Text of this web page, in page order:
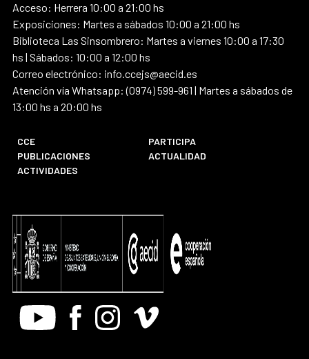
Acceso: Herrera 10:00 a 21:00 hs
Exposiciones: Martes a sábados 10:00 a 21:00 hs
Biblioteca Las Sinsombrero: Martes a viernes 10:00 a 17:30
hs | Sábados: 10:00 a 12:00 hs
Correo electrónico: info.ccejs@aecid.es
Atención vía Whatsapp: (0974) 599-961 | Martes a sábados de
13:00 hs a 20:00 hs
CCE
PARTICIPA
PUBLICACIONES
ACTUALIDAD
ACTIVIDADES
Youtube FacebookInstagram
Vimeo